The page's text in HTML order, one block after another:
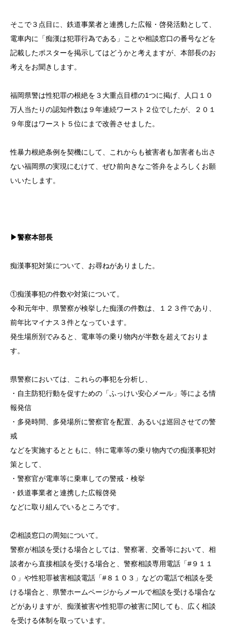
そこで３点目に、鉄道事業者と連携した広報・啓発活動として、
電車内に「痴漢は犯罪行為である」ことや相談窓口の番号などを
記載したポスターを掲示してはどうかと考えますが、本部長のお
考えをお聞きします。
福岡県警は性犯罪の根絶を３大重点目標の1つに掲げ、人口１０
万人当たりの認知件数は９年連続ワースト２位でしたが、２０１
９年度はワースト５位にまで改善させました。
性暴力根絶条例を契機にして、これからも被害者も加害者も出さ
ない福岡県の実現にむけて、ぜひ前向きなご答弁をよろしくお願
いいたします。
▶警察本部長
痴漢事犯対策について、お尋ねがありました。
①痴漢事犯の件数や対策について。
令和元年中、県警察が検挙した痴漢の件数は、１２３件であり、
前年比マイナス３件となっています。
発生場所別でみると、電車等の乗り物内が半数を超えておりま
す。
県警察においては、これらの事犯を分析し、
・自主防犯行動を促すための「ふっけい安心メール」等による情
報発信
・多発時間、多発場所に警察官を配置、あるいは巡回させての警
戒
などを実施するとともに、特に電車等の乗り物内での痴漢事犯対
策として、
・警察官が電車等に乗車しての警戒・検挙
・鉄道事業者と連携した広報啓発
などに取り組んでいるところです。
②相談窓口の周知について。
警察が相談を受ける場合としては、警察署、交番等において、相
談者から直接相談を受ける場合と、警察相談専用電話「#９１１
０」や性犯罪被害相談電話「#８１０３」などの電話で相談を受
ける場合と、県警ホームページからメールで相談を受ける場合な
どがありますが、痴漢被害や性犯罪の被害に関しても、広く相談
を受ける体制を取っています。